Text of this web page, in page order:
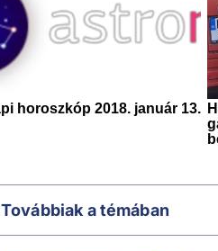
Továbbiak a témában